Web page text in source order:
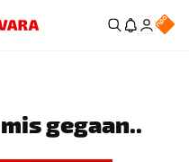
gegaan..